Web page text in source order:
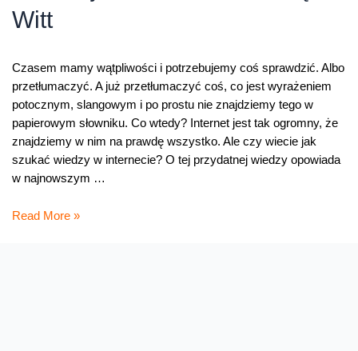
Witt
Czasem mamy wątpliwości i potrzebujemy coś sprawdzić. Albo
przetłumaczyć. A już przetłumaczyć coś, co jest wyrażeniem
potocznym, slangowym i po prostu nie znajdziemy tego w
papierowym słowniku. Co wtedy? Internet jest tak ogromny, że
znajdziemy w nim na prawdę wszystko. Ale czy wiecie jak
szukać wiedzy w internecie? O tej przydatnej wiedzy opowiada
w najnowszym …
Po
Read More »